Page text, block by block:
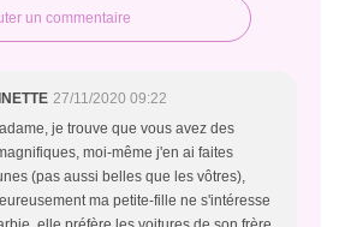
un commentaire
27/11/2020 09:22
je trouve que vous avez des
moi-même j'en ai faites
(pas aussi belles que les vôtres),
ma petite-fille ne s'intéresse